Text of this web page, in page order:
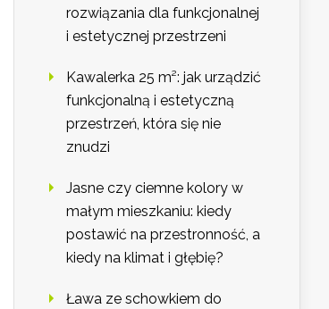
rozwiązania dla funkcjonalnej
i estetycznej przestrzeni
Kawalerka 25 m²: jak urządzić
funkcjonalną i estetyczną
przestrzeń, która się nie
znudzi
Jasne czy ciemne kolory w
małym mieszkaniu: kiedy
postawić na przestronność, a
kiedy na klimat i głębię?
Ława ze schowkiem do